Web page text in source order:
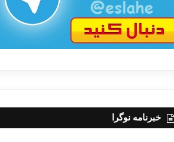
خبرنامه نوگرا